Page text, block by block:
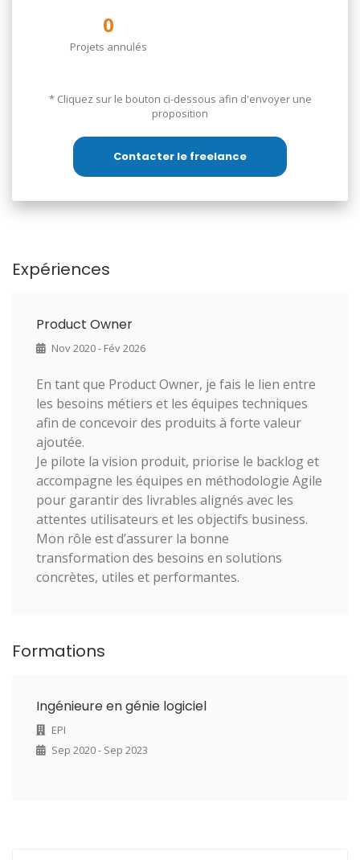
0
Projets annulés
* Cliquez sur le bouton ci-dessous afin d'envoyer une
proposition
Contacter le freelance
Expériences
Product Owner
Nov 2020 - Fév 2026
En tant que Product Owner, je fais le lien entre
les besoins métiers et les équipes techniques
afin de concevoir des produits à forte valeur
ajoutée.
Je pilote la vision produit, priorise le backlog et
accompagne les équipes en méthodologie Agile
pour garantir des livrables alignés avec les
attentes utilisateurs et les objectifs business.
Mon rôle est d’assurer la bonne
transformation des besoins en solutions
concrètes, utiles et performantes.
Formations
Ingénieure en génie logiciel
EPI
Sep 2020 - Sep 2023